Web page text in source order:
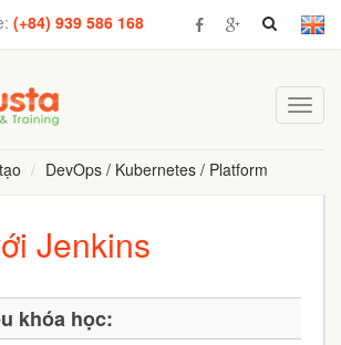
(+84) 939 586 168
DevOps / Kubernetes / Platform
Jenkins
khóa học: